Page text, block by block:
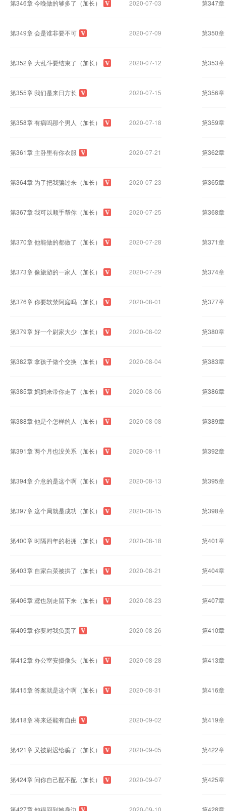
第346章 今晚做的够多了（加长） 2020-07-03 第347章
第349章 会是谁非要不可 2020-07-09 第350章
第352章 大乱斗要结束了（加长） 2020-07-12 第353章
第355章 我们是来日方长 2020-07-15 第356章
第358章 有病吗那个男人（加长） 2020-07-18 第359章
第361章 主卧里有你衣服 2020-07-21 第362章
第364章 为了把我骗过来（加长） 2020-07-23 第365章
第367章 我可以顺手帮你（加长） 2020-07-25 第368章
第370章 他能做的都做了（加长） 2020-07-28 第371章
第373章 像旅游的一家人（加长） 2020-07-29 第374章
第376章 你要软禁阿庭吗（加长） 2020-08-01 第377章
第379章 好一个尉家大少（加长） 2020-08-02 第380章
第382章 拿孩子做个交换（加长） 2020-08-04 第383章
第385章 妈妈来带你走了（加长） 2020-08-06 第386章
第388章 他是个怎样的人（加长） 2020-08-08 第389章
第391章 两个月也没关系（加长） 2020-08-11 第392章
第394章 介意的是这个啊（加长） 2020-08-13 第395章
第397章 这个局就是成功（加长） 2020-08-15 第398章
第400章 时隔四年的相拥（加长） 2020-08-18 第401章
第403章 自家白菜被拱了（加长） 2020-08-21 第404章
第406章 鸢也别走留下来（加长） 2020-08-23 第407章
第409章 你要对我负责了 2020-08-26 第410章
第412章 办公室安摄像头（加长） 2020-08-28 第413章
第415章 答案就是这个啊（加长） 2020-08-31 第416章
第418章 将来还能有自由 2020-09-02 第419章
第421章 又被尉迟给骗了（加长） 2020-09-05 第422章
第424章 问你自己配不配（加长） 2020-09-07 第425章
第427章 他得回到她身边 2020-09-10 第428章